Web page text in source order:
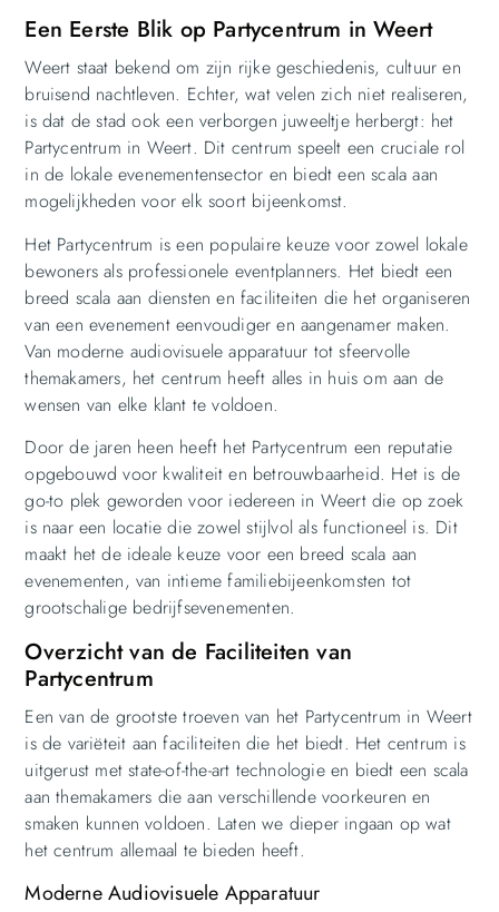
Een Eerste Blik op Partycentrum in Weert
Weert staat bekend om zijn rijke geschiedenis, cultuur en
bruisend nachtleven. Echter, wat velen zich niet realiseren,
is dat de stad ook een verborgen juweeltje herbergt: het
Partycentrum in Weert. Dit centrum speelt een cruciale rol
in de lokale evenementensector en biedt een scala aan
mogelijkheden voor elk soort bijeenkomst.
Het Partycentrum is een populaire keuze voor zowel lokale
bewoners als professionele eventplanners. Het biedt een
breed scala aan diensten en faciliteiten die het organiseren
van een evenement eenvoudiger en aangenamer maken.
Van moderne audiovisuele apparatuur tot sfeervolle
themakamers, het centrum heeft alles in huis om aan de
wensen van elke klant te voldoen.
Door de jaren heen heeft het Partycentrum een reputatie
opgebouwd voor kwaliteit en betrouwbaarheid. Het is de
go-to plek geworden voor iedereen in Weert die op zoek
is naar een locatie die zowel stijlvol als functioneel is. Dit
maakt het de ideale keuze voor een breed scala aan
evenementen, van intieme familiebijeenkomsten tot
grootschalige bedrijfsevenementen.
Overzicht van de Faciliteiten van
Partycentrum
Een van de grootste troeven van het Partycentrum in Weert
is de variëteit aan faciliteiten die het biedt. Het centrum is
uitgerust met state-of-the-art technologie en biedt een scala
aan themakamers die aan verschillende voorkeuren en
smaken kunnen voldoen. Laten we dieper ingaan op wat
het centrum allemaal te bieden heeft.
Moderne Audiovisuele Apparatuur